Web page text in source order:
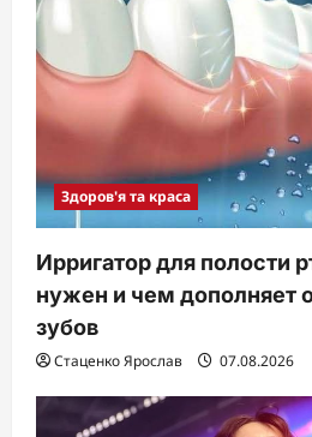
Здоров'я та краса
Ирригатор для полости
нужен и чем дополняет
зубов
Стаценко Ярослав 07.08.2026